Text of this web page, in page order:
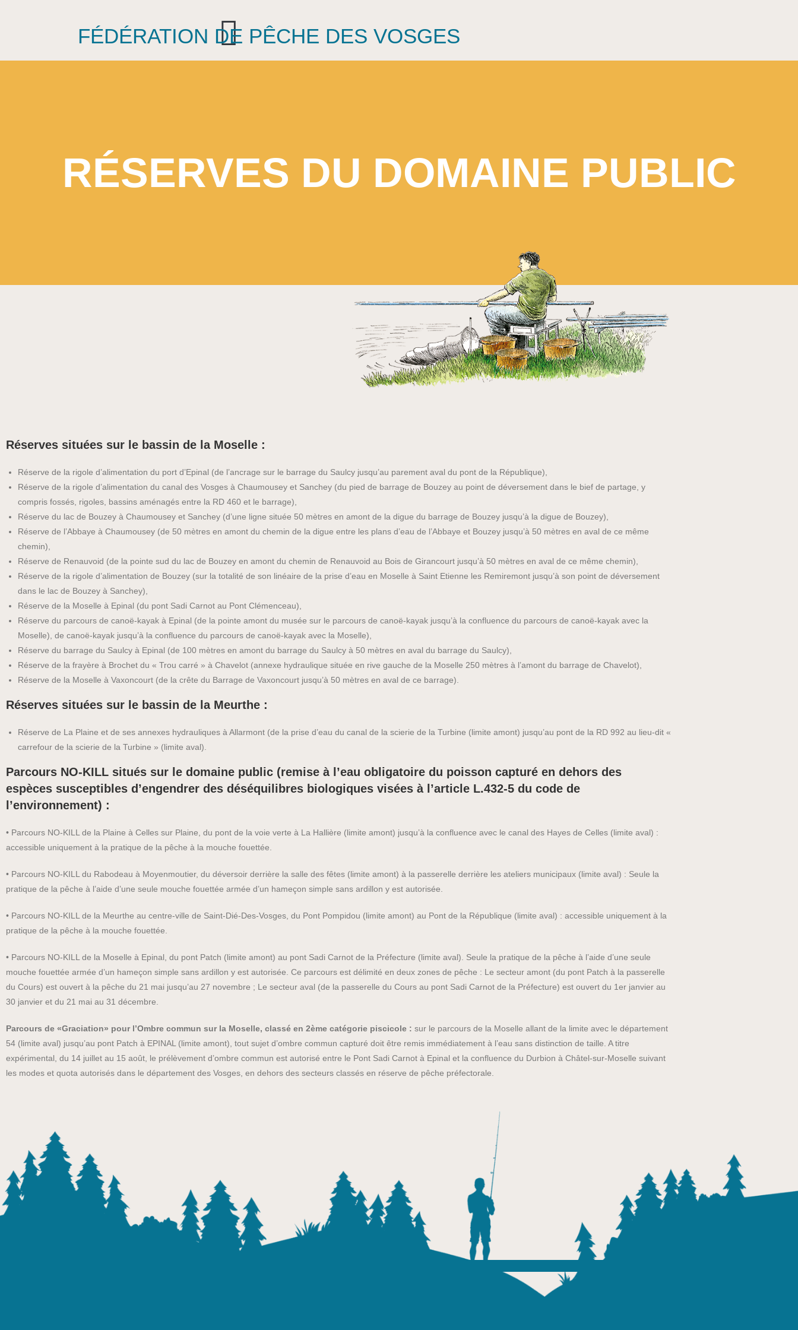
FÉDÉRATION DE PÊCHE DES VOSGES
RÉSERVES DU DOMAINE PUBLIC
Réserves situées sur le bassin de la Moselle :
Réserve de la rigole d’alimentation du port d’Epinal (de l’ancrage sur le barrage du Saulcy jusqu’au parement aval du pont de la République),
Réserve de la rigole d’alimentation du canal des Vosges à Chaumousey et Sanchey (du pied de barrage de Bouzey au point de déversement dans le bief de partage, y
compris fossés, rigoles, bassins aménagés entre la RD 460 et le barrage),
Réserve du lac de Bouzey à Chaumousey et Sanchey (d’une ligne située 50 mètres en amont de la digue du barrage de Bouzey jusqu’à la digue de Bouzey),
Réserve de l’Abbaye à Chaumousey (de 50 mètres en amont du chemin de la digue entre les plans d’eau de l’Abbaye et Bouzey jusqu’à 50 mètres en aval de ce même
chemin),
Réserve de Renauvoid (de la pointe sud du lac de Bouzey en amont du chemin de Renauvoid au Bois de Girancourt jusqu’à 50 mètres en aval de ce même chemin),
Réserve de la rigole d’alimentation de Bouzey (sur la totalité de son linéaire de la prise d’eau en Moselle à Saint Etienne les Remiremont jusqu’à son point de déversement
dans le lac de Bouzey à Sanchey),
Réserve de la Moselle à Epinal (du pont Sadi Carnot au Pont Clémenceau),
Réserve du parcours de canoë-kayak à Epinal (de la pointe amont du musée sur le parcours de canoë-kayak jusqu’à la confluence du parcours de canoë-kayak avec la
Moselle), de canoë-kayak jusqu’à la confluence du parcours de canoë-kayak avec la Moselle),
Réserve du barrage du Saulcy à Epinal (de 100 mètres en amont du barrage du Saulcy à 50 mètres en aval du barrage du Saulcy),
Réserve de la frayère à Brochet du « Trou carré » à Chavelot (annexe hydraulique située en rive gauche de la Moselle 250 mètres à l’amont du barrage de Chavelot),
Réserve de la Moselle à Vaxoncourt (de la crête du Barrage de Vaxoncourt jusqu’à 50 mètres en aval de ce barrage).
Réserves situées sur le bassin de la Meurthe :
Réserve de La Plaine et de ses annexes hydrauliques à Allarmont (de la prise d’eau du canal de la scierie de la Turbine (limite amont) jusqu’au pont de la RD 992 au lieu-dit «
carrefour de la scierie de la Turbine » (limite aval).
Parcours NO-KILL situés sur le domaine public (remise à l’eau obligatoire du poisson capturé en dehors des
espèces susceptibles d’engendrer des déséquilibres biologiques visées à l’article L.432-5 du code de
l’environnement) :
• Parcours NO-KILL de la Plaine à Celles sur Plaine, du pont de la voie verte à La Hallière (limite amont) jusqu’à la confluence avec le canal des Hayes de Celles (limite aval) :
accessible uniquement à la pratique de la pêche à la mouche fouettée.
• Parcours NO-KILL du Rabodeau à Moyenmoutier, du déversoir derrière la salle des fêtes (limite amont) à la passerelle derrière les ateliers municipaux (limite aval) : Seule la
pratique de la pêche à l’aide d’une seule mouche fouettée armée d’un hameçon simple sans ardillon y est autorisée.
• Parcours NO-KILL de la Meurthe au centre-ville de Saint-Dié-Des-Vosges, du Pont Pompidou (limite amont) au Pont de la République (limite aval) : accessible uniquement à la
pratique de la pêche à la mouche fouettée.
• Parcours NO-KILL de la Moselle à Epinal, du pont Patch (limite amont) au pont Sadi Carnot de la Préfecture (limite aval). Seule la pratique de la pêche à l’aide d’une seule
mouche fouettée armée d’un hameçon simple sans ardillon y est autorisée. Ce parcours est délimité en deux zones de pêche : Le secteur amont (du pont Patch à la passerelle
du Cours) est ouvert à la pêche du 21 mai jusqu’au 27 novembre ; Le secteur aval (de la passerelle du Cours au pont Sadi Carnot de la Préfecture) est ouvert du 1er janvier au
30 janvier et du 21 mai au 31 décembre.
Parcours de «Graciation» pour l’Ombre commun sur la Moselle, classé en 2ème catégorie piscicole : sur le parcours de la Moselle allant de la limite avec le département
54 (limite aval) jusqu’au pont Patch à EPINAL (limite amont), tout sujet d’ombre commun capturé doit être remis immédiatement à l’eau sans distinction de taille. A titre
expérimental, du 14 juillet au 15 août, le prélèvement d’ombre commun est autorisé entre le Pont Sadi Carnot à Epinal et la confluence du Durbion à Châtel-sur-Moselle suivant
les modes et quota autorisés dans le département des Vosges, en dehors des secteurs classés en réserve de pêche préfectorale.